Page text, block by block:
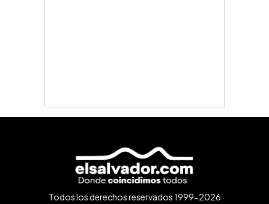
Todos los derechos reservados 1999-2026